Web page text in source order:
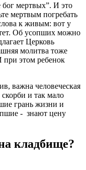
мертвых”. И это
мертвым погребать
к живым: вот у
Об усопших можно
Церковь
молитва тоже
при этом ребенок
важна человеческая
и так мало
грань жизни и
- знают цену
кладбище?